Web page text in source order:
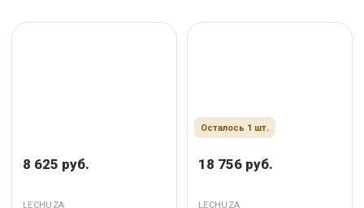
8 625 руб.
LECHUZA
Осталось 1 шт.
18 756 руб.
LECHUZA